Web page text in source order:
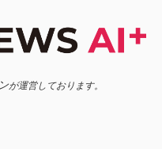
が運営しております。